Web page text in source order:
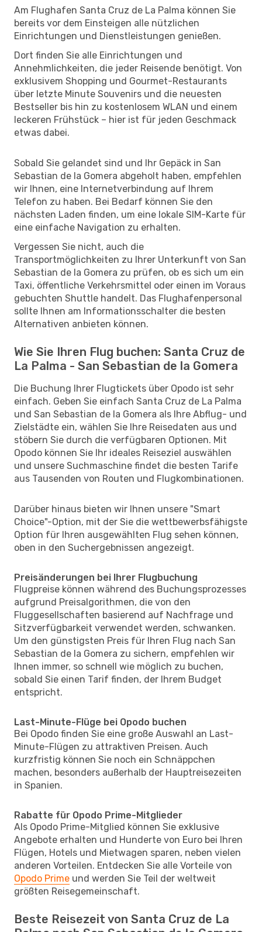
Am Flughafen Santa Cruz de La Palma können Sie
bereits vor dem Einsteigen alle nützlichen
Einrichtungen und Dienstleistungen genießen.
Dort finden Sie alle Einrichtungen und
Annehmlichkeiten, die jeder Reisende benötigt. Von
exklusivem Shopping und Gourmet-Restaurants
über letzte Minute Souvenirs und die neuesten
Bestseller bis hin zu kostenlosem WLAN und einem
leckeren Frühstück – hier ist für jeden Geschmack
etwas dabei.
Sobald Sie gelandet sind und Ihr Gepäck in San
Sebastian de la Gomera abgeholt haben, empfehlen
wir Ihnen, eine Internetverbindung auf Ihrem
Telefon zu haben. Bei Bedarf können Sie den
nächsten Laden finden, um eine lokale SIM-Karte für
eine einfache Navigation zu erhalten.
Vergessen Sie nicht, auch die
Transportmöglichkeiten zu Ihrer Unterkunft von San
Sebastian de la Gomera zu prüfen, ob es sich um ein
Taxi, öffentliche Verkehrsmittel oder einen im Voraus
gebuchten Shuttle handelt. Das Flughafenpersonal
sollte Ihnen am Informationsschalter die besten
Alternativen anbieten können.
Wie Sie Ihren Flug buchen: Santa Cruz de
La Palma - San Sebastian de la Gomera
Die Buchung Ihrer Flugtickets über Opodo ist sehr
einfach. Geben Sie einfach Santa Cruz de La Palma
und San Sebastian de la Gomera als Ihre Abflug- und
Zielstädte ein, wählen Sie Ihre Reisedaten aus und
stöbern Sie durch die verfügbaren Optionen. Mit
Opodo können Sie Ihr ideales Reiseziel auswählen
und unsere Suchmaschine findet die besten Tarife
aus Tausenden von Routen und Flugkombinationen.
Darüber hinaus bieten wir Ihnen unsere "Smart
Choice"-Option, mit der Sie die wettbewerbsfähigste
Option für Ihren ausgewählten Flug sehen können,
oben in den Suchergebnissen angezeigt.
Preisänderungen bei Ihrer Flugbuchung
Flugpreise können während des Buchungsprozesses
aufgrund Preisalgorithmen, die von den
Fluggesellschaften basierend auf Nachfrage und
Sitzverfügbarkeit verwendet werden, schwanken.
Um den günstigsten Preis für Ihren Flug nach San
Sebastian de la Gomera zu sichern, empfehlen wir
Ihnen immer, so schnell wie möglich zu buchen,
sobald Sie einen Tarif finden, der Ihrem Budget
entspricht.
Last-Minute-Flüge bei Opodo buchen
Bei Opodo finden Sie eine große Auswahl an Last-
Minute-Flügen zu attraktiven Preisen. Auch
kurzfristig können Sie noch ein Schnäppchen
machen, besonders außerhalb der Hauptreisezeiten
in Spanien.
Rabatte für Opodo Prime-Mitglieder
Als Opodo Prime-Mitglied können Sie exklusive
Angebote erhalten und Hunderte von Euro bei Ihren
Flügen, Hotels und Mietwagen sparen, neben vielen
anderen Vorteilen. Entdecken Sie alle Vorteile von
Opodo Prime und werden Sie Teil der weltweit
größten Reisegemeinschaft.
Beste Reisezeit von Santa Cruz de La